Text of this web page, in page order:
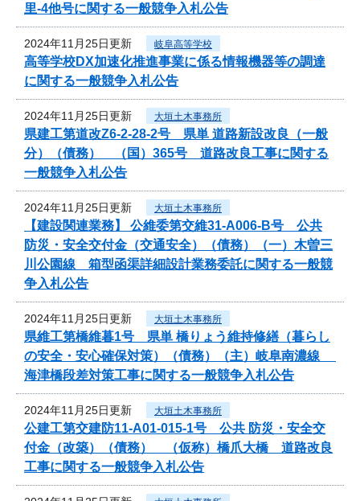
里-4他号に関する一般競争入札公告
2024年11月25日更新 岐阜高等学校
高等学校DX加速化推進事業に係る情報機器等の調達
に関する一般競争入札公告
2024年11月25日更新 大垣土木事務所
県建工第道改Z6-2-28-2号 県単 道路新設改良（一般
分）（債務） （国）365号 道路改良工事に関する
一般競争入札公告
2024年11月25日更新 大垣土木事務所
【建設関連業務】 公維委第交維31-A006-B号 公共
防災・安全交付金（交通安全）（債務）（一）木曽三
川公園線 箱型函渠詳細設計業務委託に関する一般競
争入札公告
2024年11月25日更新 大垣土木事務所
県維工第橋維暮1号 県単 橋りょう維持修繕（暮らし
の安全・安心確保対策）（債務）（主）岐阜南濃線
海津橋段差対策工事に関する一般競争入札公告
2024年11月25日更新 大垣土木事務所
公建工第交建防11-A01-015-1号 公共 防災・安全交
付金（改築）（債務） （仮称）橋爪大橋 道路改良
工事に関する一般競争入札公告